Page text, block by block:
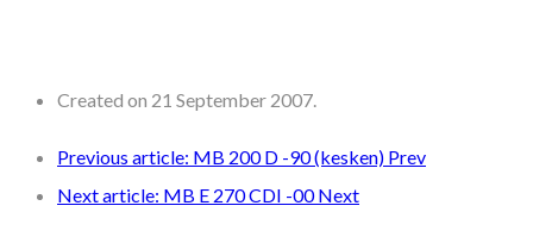
Created on 21 September 2007.
Previous article: MB 200 D -90 (kesken) Prev
Next article: MB E 270 CDI -00Next